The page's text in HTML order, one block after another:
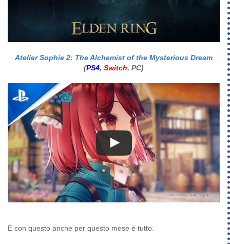
Atelier Sophie 2: The Alchemist of the Mysterious Dream
(PS4, Switch, PC)
E con questo anche per questo mese è tutto.